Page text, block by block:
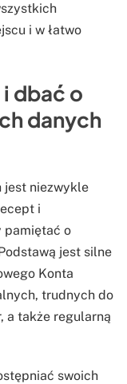
i w łatwo
dbać o
danych
jest niezwykle
i
pamiętać o
jest silne
Konta
trudnych do
a także regularną
swoich